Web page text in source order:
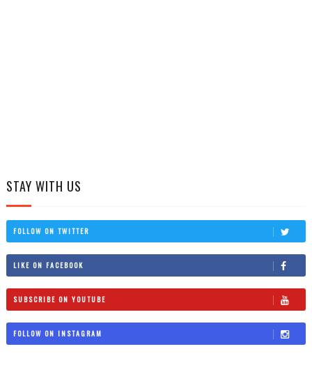
STAY WITH US
FOLLOW ON TWITTER
LIKE ON FACEBOOK
SUBSCRIBE ON YOUTUBE
FOLLOW ON INSTAGRAM